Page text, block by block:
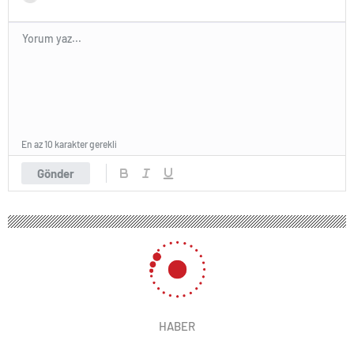
Gönder
En az 10 karakter gerekli
HABER